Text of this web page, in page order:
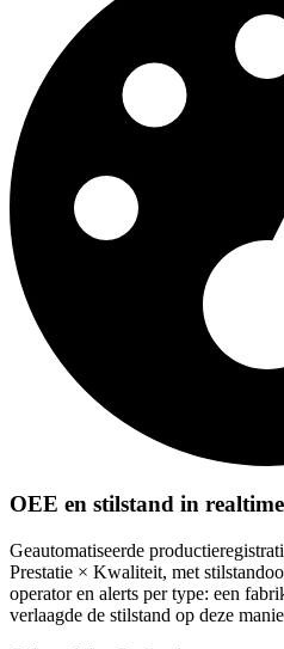
OEE en stilstand in realtime
Geautomatiseerde
Prestatie × Kwaliteit, met
operator en alerts per type: een
verlaagde de stilstand op deze